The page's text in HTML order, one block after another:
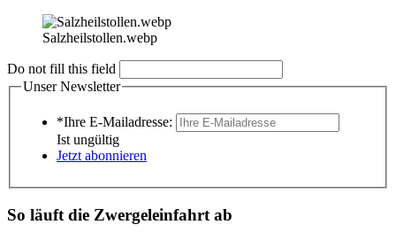
Salzheilstollen.webp
Do not fill this field
Unser Newsletter
*Ihre E-Mailadresse:
Ist ungültig
Jetzt abonnieren
So läuft die Zwergeleinfahrt ab